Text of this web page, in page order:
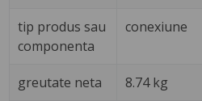
tip produs sau
componenta
conexiune
greutate neta 8.74 kg